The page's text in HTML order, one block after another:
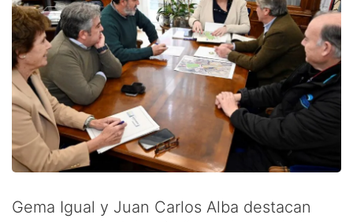
Gema Igual y Juan Carlos Alba destacan